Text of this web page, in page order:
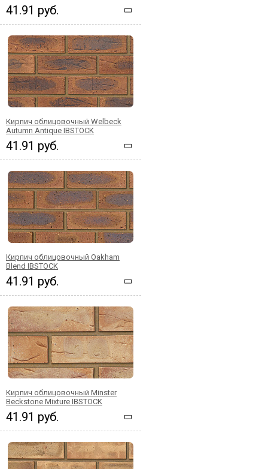
41.91 руб.
Кирпич облицовочный Welbeck
Autumn Antique IBSTOCK
41.91 руб.
Кирпич облицовочный Oakham
Blend IBSTOCK
41.91 руб.
Кирпич облицовочный Minster
Beckstone Mixture IBSTOCK
41.91 руб.